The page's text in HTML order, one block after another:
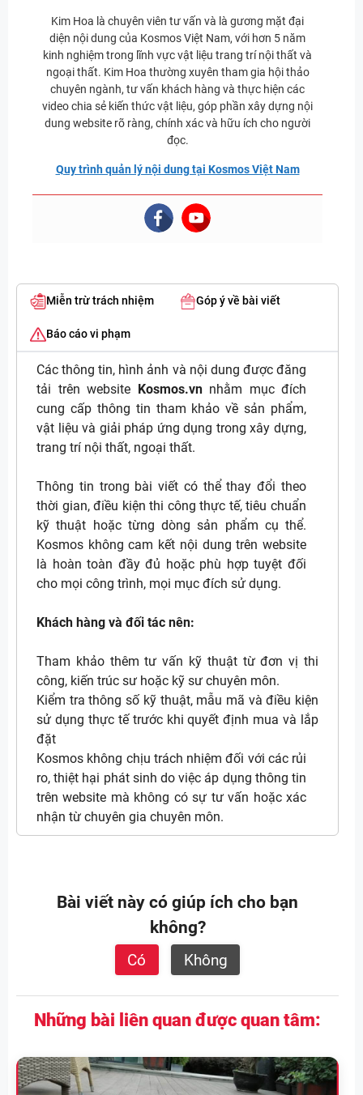
Kim Hoa là chuyên viên tư vấn và là gương mặt đại
diện nội dung của Kosmos Việt Nam, với hơn 5 năm
kinh nghiệm trong lĩnh vực vật liệu trang trí nội thất và
ngoại thất. Kim Hoa thường xuyên tham gia hội thảo
chuyên ngành, tư vấn khách hàng và thực hiện các
video chia sẻ kiến thức vật liệu, góp phần xây dựng nội
dung website rõ ràng, chính xác và hữu ích cho người
đọc.
Quy trình quản lý nội dung tại Kosmos Việt Nam
Miễn trừ trách nhiệm Góp ý về bài viết
Báo cáo vi phạm
Các thông tin, hình ảnh và nội dung được đăng
tải trên website
Kosmos.vnnhằm mục đích
cung cấp thông tin tham khảo về sản phẩm,
vật liệu và giải pháp ứng dụng trong xây dựng,
trang trí nội thất, ngoại thất.
Thông tin trong bài viết có thể thay đổi theo
thời gian, điều kiện thi công thực tế, tiêu chuẩn
kỹ thuật hoặc từng dòng sản phẩm cụ thể.
Kosmos không cam kết nội dung trên website
là hoàn toàn đầy đủ hoặc phù hợp tuyệt đối
cho mọi công trình, mọi mục đích sử dụng.
Khách hàng và đối tác nên:
Tham khảo thêm tư vấn kỹ thuật từ đơn vị thi
công, kiến trúc sư hoặc kỹ sư chuyên môn.
Kiểm tra thông số kỹ thuật, mẫu mã và điều kiện
sử dụng thực tế trước khi quyết định mua và lắp
đặt
Kosmos không chịu trách nhiệm đối với các rủi
ro, thiệt hại phát sinh do việc áp dụng thông tin
trên website mà không có sự tư vấn hoặc xác
nhận từ chuyên gia chuyên môn.
Bài viết này có giúp ích cho bạn
không?
Có Không
Những bài liên quan được quan tâm: